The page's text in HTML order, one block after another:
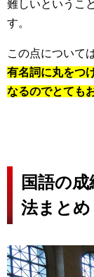
難しいというこ
す。
この点について
有名詞に丸をつ
なるのでとても
国語の
法まとめ